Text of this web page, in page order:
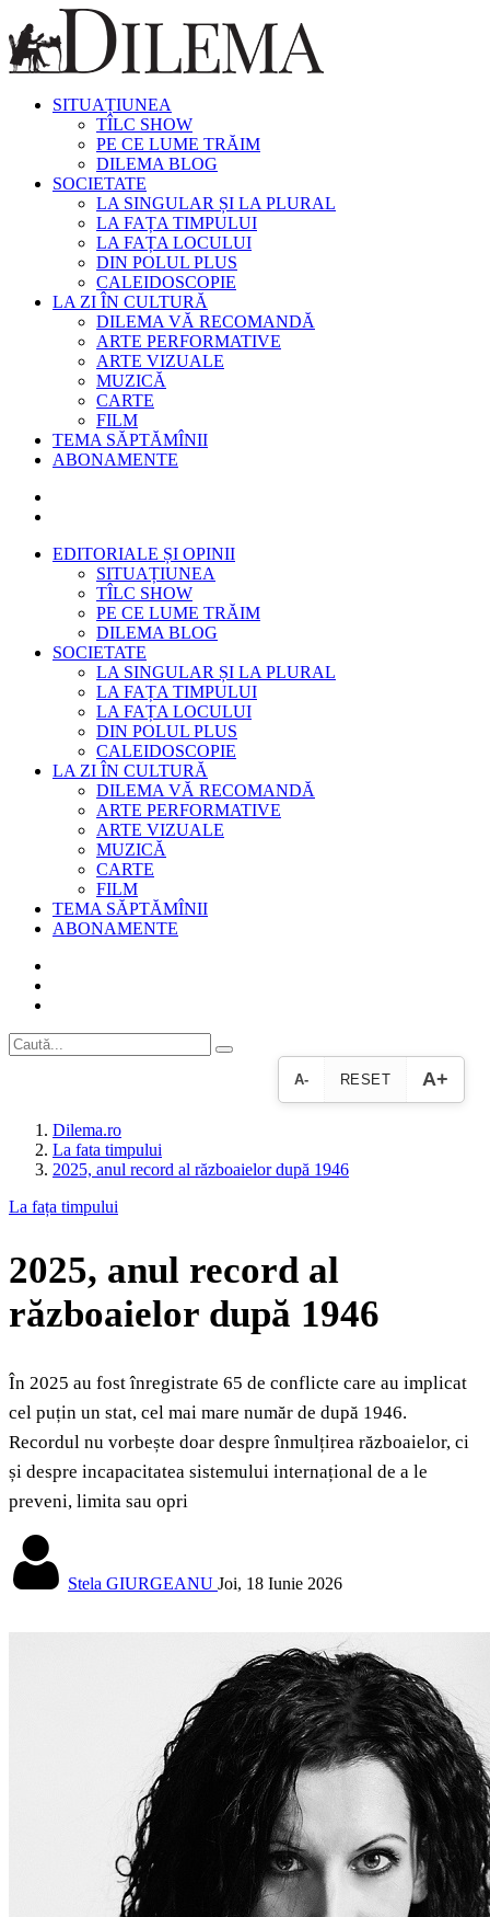
SITUAȚIUNEA
TÎLC SHOW
PE CE LUME TRĂIM
DILEMA BLOG
SOCIETATE
LA SINGULAR ȘI LA PLURAL
LA FAȚA TIMPULUI
LA FAȚA LOCULUI
DIN POLUL PLUS
CALEIDOSCOPIE
LA ZI ÎN CULTURĂ
DILEMA VĂ RECOMANDĂ
ARTE PERFORMATIVE
ARTE VIZUALE
MUZICĂ
CARTE
FILM
TEMA SĂPTĂMÎNII
ABONAMENTE
EDITORIALE ȘI OPINII
SITUAȚIUNEA
TÎLC SHOW
PE CE LUME TRĂIM
DILEMA BLOG
SOCIETATE
LA SINGULAR ȘI LA PLURAL
LA FAȚA TIMPULUI
LA FAȚA LOCULUI
DIN POLUL PLUS
CALEIDOSCOPIE
LA ZI ÎN CULTURĂ
DILEMA VĂ RECOMANDĂ
ARTE PERFORMATIVE
ARTE VIZUALE
MUZICĂ
CARTE
FILM
TEMA SĂPTĂMÎNII
ABONAMENTE
A- RESET A+
Dilema.ro
La fata timpului
2025, anul record al războaielor după 1946
La fața timpului
2025, anul record al
războaielor după 1946
În 2025 au fost înregistrate 65 de conflicte care au implicat
cel puțin un stat, cel mai mare număr de după 1946.
Recordul nu vorbește doar despre înmulțirea războaielor, ci
și despre incapacitatea sistemului internațional de a le
preveni, limita sau opri
Stela GIURGEANU Joi, 18 Iunie 2026